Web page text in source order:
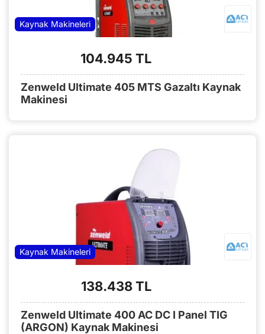
Kaynak Makineleri
104.945 TL
Zenweld Ultimate 405 MTS Gazaltı Kaynak
Makinesi
Kaynak Makineleri
138.438 TL
Zenweld Ultimate 400 AC DC I Panel TIG
(ARGON) Kaynak Makinesi